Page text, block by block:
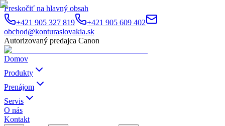
Preskočiť na hlavný obsah
+421 905 327 819
+421 905 609 402
obchod@konturaslovakia.sk
Autorizovaný predajca Canon
Domov
Produkty
Prenájom
Servis
O nás
Kontakt